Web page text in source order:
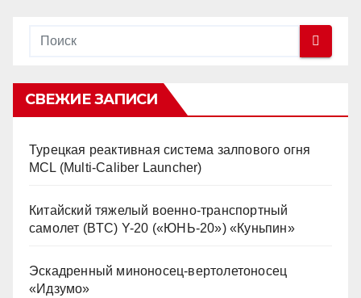
СВЕЖИЕ ЗАПИСИ
Турецкая реактивная система залпового огня
MCL (Multi-Caliber Launcher)
Китайский тяжелый военно-транспортный
самолет (BTC) Y-20 («ЮНЬ-20») «Куньпин»
Эскадренный миноносец-вертолетоносец
«Идзумо»